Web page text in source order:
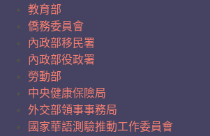
教育部
僑務委員會
內政部移民署
內政部役政署
勞動部
中央健康保險局
外交部領事事務局
國家華語測驗推動工作委員會